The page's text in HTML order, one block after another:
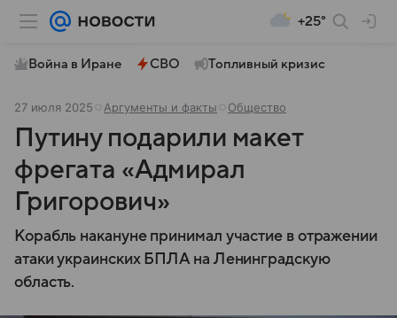
+25°
Война в Иране СВО Топливный кризис
27 июля 2025 Аргументы и факты Общество
Путину подарили макет
фрегата «Адмирал
Григорович»
Корабль накануне принимал участие в отражении
атаки украинских БПЛА на Ленинградскую
область.